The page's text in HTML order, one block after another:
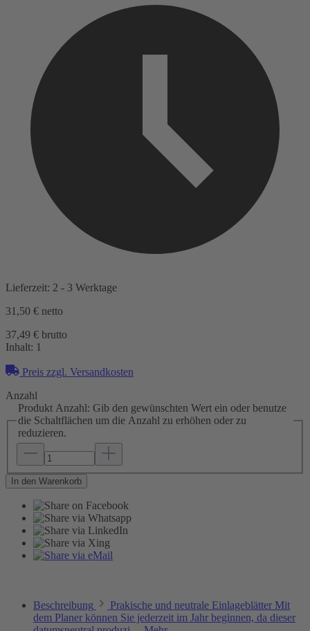
Lieferzeit: 2 - 3 Werktage
31,50 € netto
37,49 € brutto
Inhalt: 1
Preis zzgl. Versandkosten
Anzahl
Produkt Anzahl: Gib den gewünschten Wert ein oder benutze
die Schaltflächen um die Anzahl zu erhöhen oder zu
reduzieren.
In den Warenkorb
Beschreibung
Prakische und neutrale Einlageblätter Mit
dem Planer können Sie jederzeit im Jahr beginnen, da dieser